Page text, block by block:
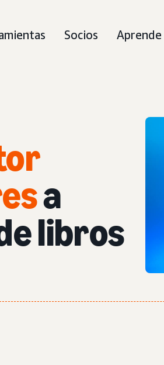
Socios Aprende
a
libros